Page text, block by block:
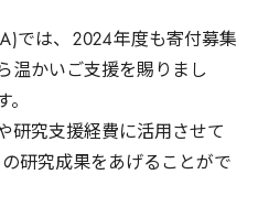
)では、 2024年度も寄付募集
温かいご支援を賜りまし
。
研究支援経費に活用させて
研究成果をあげることがで